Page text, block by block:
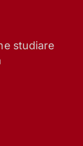
studiare